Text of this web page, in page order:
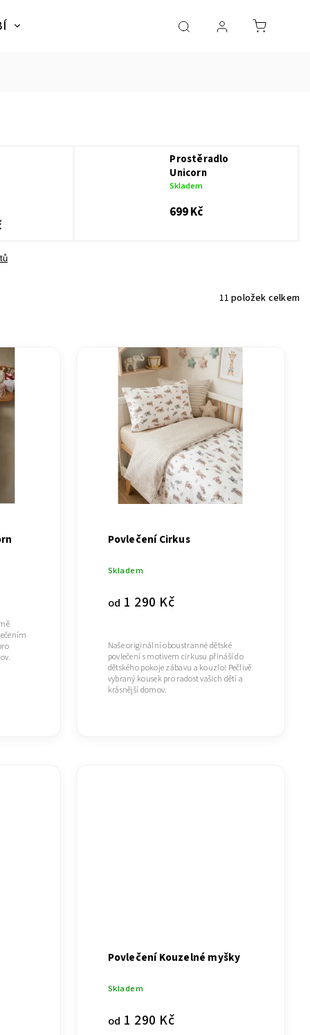
SLADKÉ SNY Dárky pro
Prostěradlo
Unicorn
Skladem
699 Kč
11 položek celkem
Povlečení Cirkus
Skladem
od 1 290 Kč
Naše originální oboustranné dětské
povlečení s motivem cirkusu přináší do
dětského pokoje zábavu a kouzlo! Pečlivě
vybraný kousek pro radost vašich dětí a
krásnější domov.
Povlečení Kouzelné myšky
Skladem
od 1 290 Kč